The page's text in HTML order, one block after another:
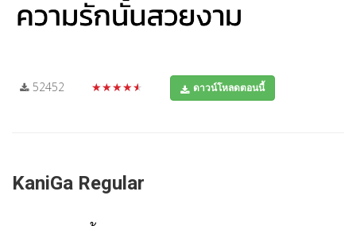
52452 ★★★★★ ดาวน์โหลดตอนนี้
KaniGa Regular